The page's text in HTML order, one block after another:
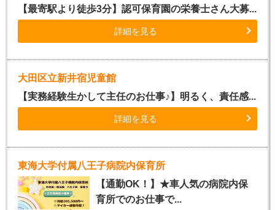
【最寄駅より徒歩3分】認可保育園の栄養士さん大募...
詳細を見る
大田区立新井宿児童館
【実務経験生かして主任のお仕事♪】明るく、責任感...
詳細を見る
東海大学付属八王子病院内保育所
【通勤OK！】★車人気の病院内保
育所でのお仕事で...